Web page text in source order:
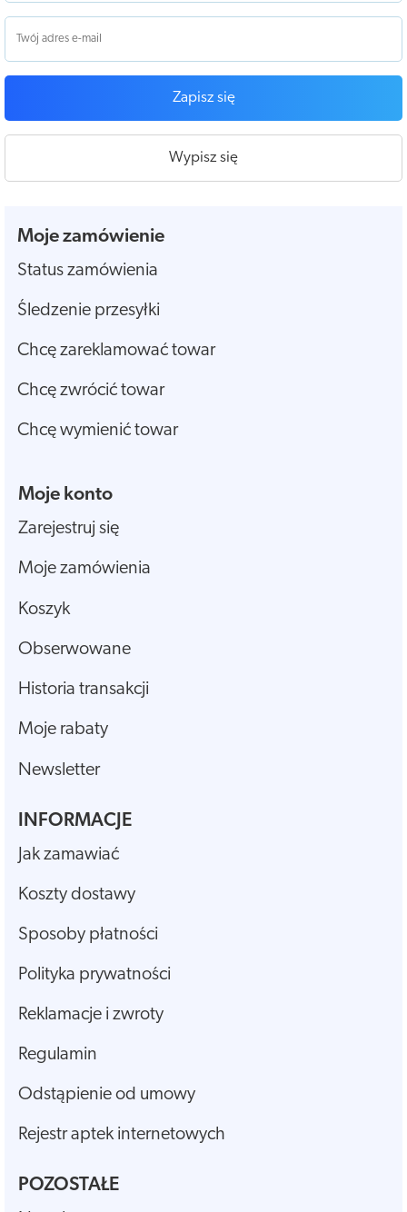
Zapisz się
Wypisz się
Moje zamówienie
Status zamówienia
Śledzenie przesyłki
Chcę zareklamować towar
Chcę zwrócić towar
Chcę wymienić towar
Moje konto
Zarejestruj się
Moje zamówienia
Koszyk
Obserwowane
Historia transakcji
Moje rabaty
Newsletter
INFORMACJE
Jak zamawiać
Koszty dostawy
Sposoby płatności
Polityka prywatności
Reklamacje i zwroty
Regulamin
Odstąpienie od umowy
Rejestr aptek internetowych
POZOSTAŁE